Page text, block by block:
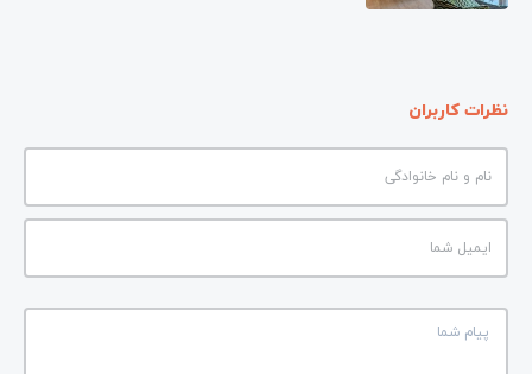
نظرات کاربران